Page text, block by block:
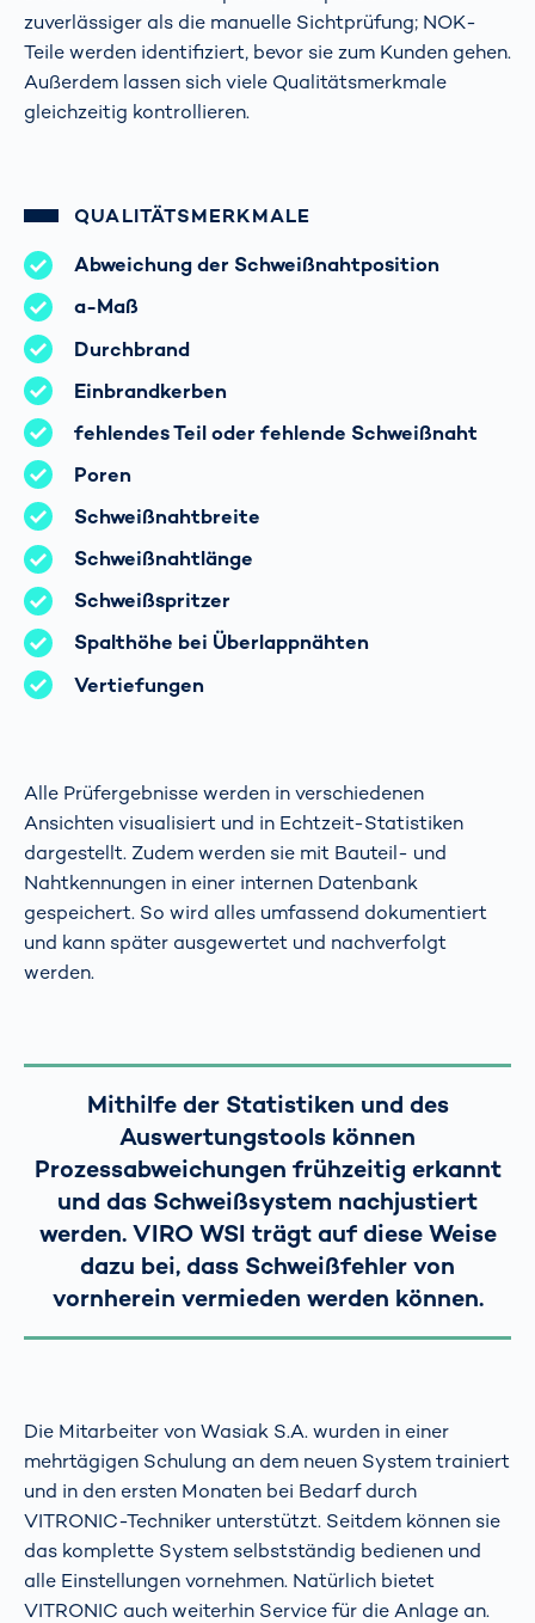
zuverlässiger als die manuelle Sichtprüfung; NOK-
Teile werden identifiziert, bevor sie zum Kunden gehen.
Außerdem lassen sich viele Qualitätsmerkmale
gleichzeitig kontrollieren.
QUALITÄTSMERKMALE
Abweichung der Schweißnahtposition
a-Maß
Durchbrand
Einbrandkerben
fehlendes Teil oder fehlende Schweißnaht
Poren
Schweißnahtbreite
Schweißnahtlänge
Schweißspritzer
Spalthöhe bei Überlappnähten
Vertiefungen
Alle Prüfergebnisse werden in verschiedenen
Ansichten visualisiert und in Echtzeit-Statistiken
dargestellt. Zudem werden sie mit Bauteil- und
Nahtkennungen in einer internen Datenbank
gespeichert. So wird alles umfassend dokumentiert
und kann später ausgewertet und nachverfolgt
werden.
Mithilfe der Statistiken und des
Auswertungstools können
Prozessabweichungen frühzeitig erkannt
und das Schweißsystem nachjustiert
werden. VIRO WSI trägt auf diese Weise
dazu bei, dass Schweißfehler von
vornherein vermieden werden können.
Die Mitarbeiter von Wasiak S.A. wurden in einer
mehrtägigen Schulung an dem neuen System trainiert
und in den ersten Monaten bei Bedarf durch
VITRONIC-Techniker unterstützt. Seitdem können sie
das komplette System selbstständig bedienen und
alle Einstellungen vornehmen. Natürlich bietet
VITRONIC auch weiterhin Service für die Anlage an.